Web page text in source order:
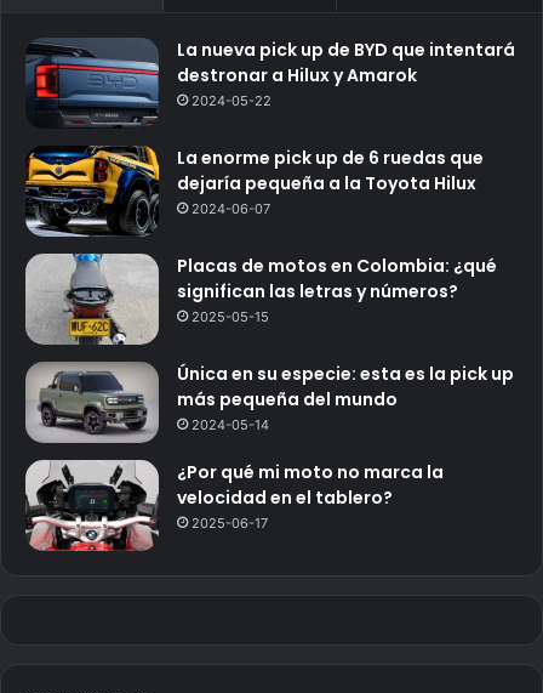
La nueva pick up de BYD que intentará
destronar a Hilux y Amarok
2024-05-22
La enorme pick up de 6 ruedas que
dejaría pequeña a la Toyota Hilux
2024-06-07
Placas de motos en Colombia: ¿qué
significan las letras y números?
2025-05-15
Única en su especie: esta es la pick up
más pequeña del mundo
2024-05-14
¿Por qué mi moto no marca la
velocidad en el tablero?
2025-06-17